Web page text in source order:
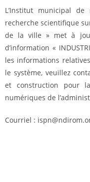
L’Institut municipal
recherche scientifique
de la ville » met à
d’information «
les informations
le système, veuillez
et construction pour
numériques de
Courriel :